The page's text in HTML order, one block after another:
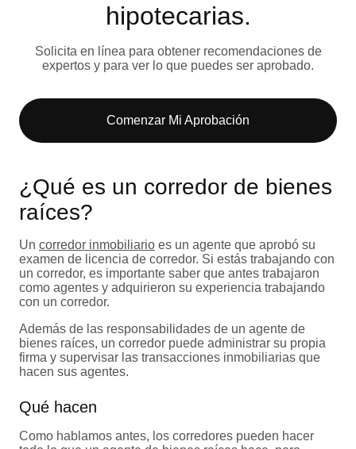
hipotecarias.
Solicita en línea para obtener recomendaciones de
expertos y para ver lo que puedes ser aprobado.
Comenzar Mi Aprobación
¿Qué es un corredor de bienes
raíces?
Un corredor inmobiliario es un agente que aprobó su
examen de licencia de corredor. Si estás trabajando con
un corredor, es importante saber que antes trabajaron
como agentes y adquirieron su experiencia trabajando
con un corredor.
Además de las responsabilidades de un agente de
bienes raíces, un corredor puede administrar su propia
firma y supervisar las transacciones inmobiliarias que
hacen sus agentes.
Qué hacen
Como hablamos antes, los corredores pueden hacer